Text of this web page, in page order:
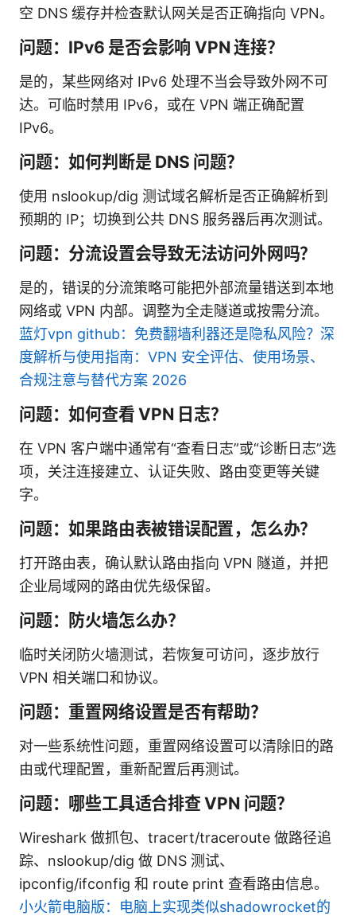
空 DNS 缓存并检查默认网关是否正确指向 VPN。
问题：IPv6 是否会影响 VPN 连接？
是的，某些网络对 IPv6 处理不当会导致外网不可
达。可临时禁用 IPv6，或在 VPN 端正确配置
IPv6。
问题：如何判断是 DNS 问题？
使用 nslookup/dig 测试域名解析是否正确解析到
预期的 IP；切换到公共 DNS 服务器后再次测试。
问题：分流设置会导致无法访问外网吗？
是的，错误的分流策略可能把外部流量错送到本地
网络或 VPN 内部。调整为全走隧道或按需分流。
蓝灯vpn github：免费翻墙利器还是隐私风险？深
度解析与使用指南：VPN 安全评估、使用场景、
合规注意与替代方案 2026
问题：如何查看 VPN 日志？
在 VPN 客户端中通常有“查看日志”或“诊断日志”选
项，关注连接建立、认证失败、路由变更等关键
字。
问题：如果路由表被错误配置，怎么办？
打开路由表，确认默认路由指向 VPN 隧道，并把
企业局域网的路由优先级保留。
问题：防火墙怎么办？
临时关闭防火墙测试，若恢复可访问，逐步放行
VPN 相关端口和协议。
问题：重置网络设置是否有帮助？
对一些系统性问题，重置网络设置可以清除旧的路
由或代理配置，重新配置后再测试。
问题：哪些工具适合排查 VPN 问题？
Wireshark 做抓包、tracert/traceroute 做路径追
踪、nslookup/dig 做 DNS 测试、
ipconfig/ifconfig 和 route print 查看路由信息。
小火箭电脑版：电脑上实现类似shadowrocket的